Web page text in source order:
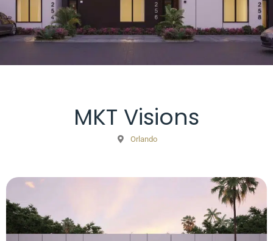
MKT Visions
Orlando